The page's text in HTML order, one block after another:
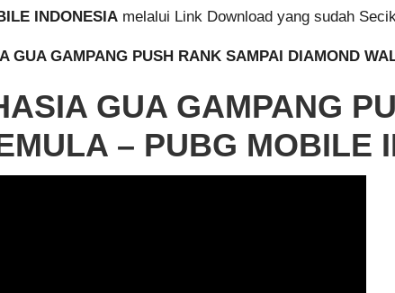
INDONESIA melalui Link Download yang sudah
GUA GAMPANG PUSH RANK SAMPAI DIAMOND
GUA GAMPANG
– PUBG MOBILE